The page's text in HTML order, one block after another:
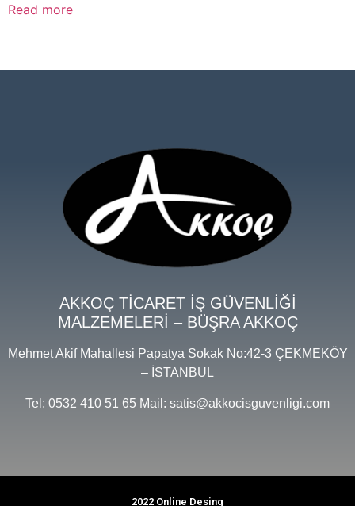
Read more
AKKOÇ TİCARET İŞ GÜVENLİĞİ
MALZEMELERİ – BÜŞRA AKKOÇ
Mehmet Akif Mahallesi Papatya Sokak No:42-3 ÇEKMEKÖY
– İSTANBUL
Tel: 0532 410 51 65 Mail: satis@akkocisguvenligi.com
2022 Online Desing